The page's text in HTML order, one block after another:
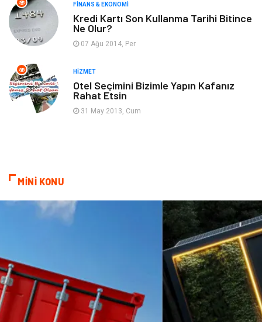
Ev İşleri
Gençlik & Eğlence
Sigorta
Mobilya
FINANS & EKONOMI
Kredi Kartı Son Kullanma Tarihi Bitince
Ne Olur?
07 Ağu 2014, Per
HIZMET
Otel Seçimini Bizimle Yapın Kafanız
Rahat Etsin
31 May 2013, Cum
MİNİ KONU